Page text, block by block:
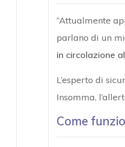
“Attualmente
parlano di un
in circolazione
L’esperto di
Insomma,
Come